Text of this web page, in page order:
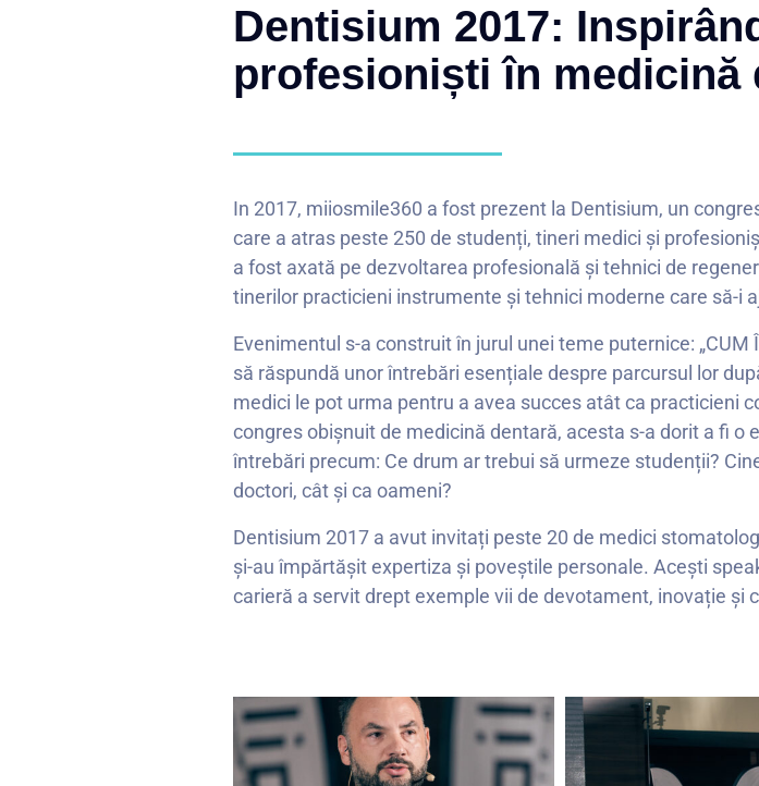
Dentisium 2017:
profesioniști în medicină
In 2017, miiosmile360 a fost prezent la Dentisium, un
care a atras peste 250 de studenți, tineri medici și
a fost axată pe dezvoltarea profesională și tehnici de
tinerilor practicieni instrumente și tehnici moderne care să-i
Evenimentul s-a construit în jurul unei teme puternice:
să răspundă unor întrebări esențiale despre parcursul lor
medici le pot urma pentru a avea succes atât ca practicieni
congres obișnuit de medicină dentară, acesta s-a dorit a fi
întrebări precum: Ce drum ar trebui să urmeze studenții?
doctori, cât și ca oameni?
Dentisium 2017 a avut invitați peste 20 de medici
și-au împărtășit expertiza și poveștile personale. Acești
carieră a servit drept exemple vii de devotament, inovație și